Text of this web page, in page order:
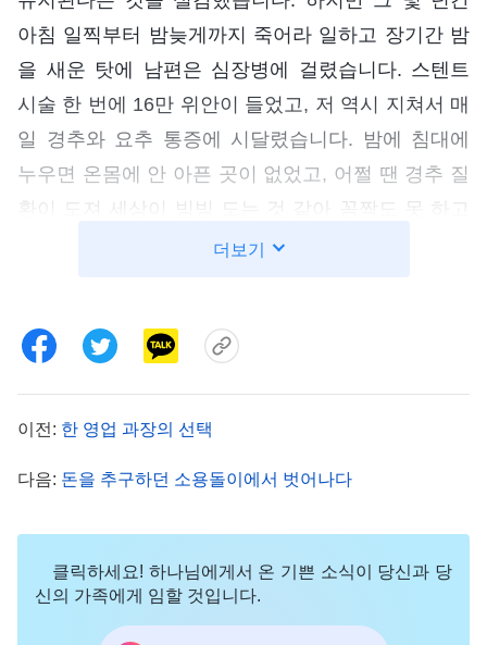
아침 일찍부터 밤늦게까지 죽어라 일하고 장기간 밤
을 새운 탓에 남편은 심장병에 걸렸습니다. 스텐트
시술 한 번에 16만 위안이 들었고, 저 역시 지쳐서 매
일 경추와 요추 통증에 시달렸습니다. 밤에 침대에
누우면 온몸에 안 아픈 곳이 없었고, 어쩔 땐 경추 질
환이 도져 세상이 빙빙 도는 것 같아 꼼짝도 못 하고
머리가 멍해지기도 했습니다. 그게 다가 아니었습니
때는 천식 환자처럼 숨이 차서 헐떡거리며 너무나 괴
했는데, 특히 삼복더위에 그렇게 두꺼운 마스크를 쓰
로 다할 수 없었습니다. 하지만 남들 앞에서 귀하게
사 가게를 연 지 8년이 되었습니다. 동네마다 아침 식
사 가게가 생기면서 아침 시장에서 아침 장사를 하는
더보기
이전: 한 영업 과장의 선택
다음: 돈을 추구하던 소용돌이에서 벗어나다
클릭하세요! 하나님에게서 온 기쁜 소식이 당신과 당
신의 가족에게 임할 것입니다.